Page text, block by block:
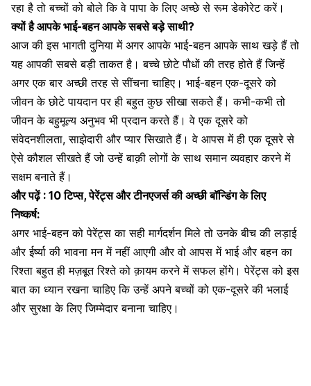
रहा है तो बच्चों को बोले कि वे पापा के लिए अच्छे से रूम डेकोरेट करें।
क्यों है आपके भाई-बहन आपके सबसे बड़े साथी?
आज की इस भागती दुनिया में अगर आपके भाई-बहन आपके साथ खड़े हैं तो
यह आपकी सबसे बड़ी ताकत है। बच्चे छोटे पौधों की तरह होते हैं जिन्हें
अगर एक बार अच्छी तरह से सींचना चाहिए। भाई-बहन एक-दूसरे को
जीवन के छोटे पायदान पर ही बहुत कुछ सीखा सकते हैं। कभी-कभी तो
जीवन के बहुमूल्य अनुभव भी प्रदान करते हैं। वे एक दूसरे को
संवेदनशीलता, साझेदारी और प्यार सिखाते हैं। वे आपस में ही एक दूसरे से
ऐसे कौशल सीखते हैं जो उन्हें बाक़ी लोगों के साथ समान व्यवहार करने में
सक्षम बनाते हैं।
और पढ़ें : 10 टिप्स, पेरेंट्स और टीनएजर्स की अच्छी बॉन्डिंग के लिए
निष्कर्ष:
अगर भाई-बहन को पेरेंट्स का सही मार्गदर्शन मिले तो उनके बीच की लड़ाई
और ईर्ष्या की भावना मन में नहीं आएगी और वो आपस में भाई और बहन का
रिश्ता बहुत ही मज़बूत रिश्ते को क़ायम करने में सफल होंगे। पेरेंट्स को इस
बात का ध्यान रखना चाहिए कि उन्हें अपने बच्चों को एक-दूसरे की भलाई
और सुरक्षा के लिए जिम्मेदार बनाना चाहिए।